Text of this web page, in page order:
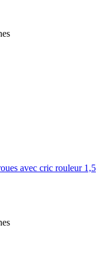
avec cric rouleur 1,5